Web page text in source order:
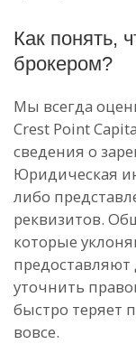
Как понять,
брокером?
Мы всегда
Crest Point
сведения о
Юридическая
либо
реквизитов.
которые
уточнить
быстро теряет
вовсе.